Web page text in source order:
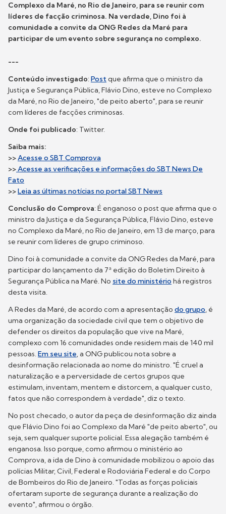
Complexo da Maré, no Rio de Janeiro, para se reunir com
líderes de facção criminosa. Na verdade, Dino foi à
comunidade a convite da ONG Redes da Maré para
participar de um evento sobre segurança no complexo.
---
Conteúdo investigado: Postque afirma que o ministro da
Justiça e Segurança Pública, Flávio Dino, esteve no Complexo
da Maré, no Rio de Janeiro, "de peito aberto", para se reunir
com líderes de facções criminosas.
Onde foi publicado: Twitter.
Saiba mais:
>>Acesse o SBT Comprova
>>Acesse as verificações e informações do SBT News De
Fato
>>Leia as últimas notícias no portal SBT News
Conclusão do Comprova: É enganoso o post que afirma que o
ministro da Justiça e da Segurança Pública, Flávio Dino, esteve
no Complexo da Maré, no Rio de Janeiro, em 13 de março, para
se reunir com líderes de grupo criminoso.
Dino foi à comunidade a convite da ONG Redes da Maré, para
participar do lançamento da 7ª edição do Boletim Direito à
Segurança Pública na Maré. No site do ministério há registros
desta visita.
A Redes da Maré, de acordo com a apresentação do grupo, é
uma organização da sociedade civil que tem o objetivo de
defender os direitos da população que vive na Maré,
complexo com 16 comunidades onde residem mais de 140 mil
pessoas.Em seu site, a ONG publicou nota sobre a
desinformação relacionada ao nome do ministro. "É cruel a
naturalização e a perversidade de certos grupos que
estimulam, inventam, mentem e distorcem, a qualquer custo,
fatos que não correspondem à verdade", diz o texto.
No post checado, o autor da peça de desinformação diz ainda
que Flávio Dino foi ao Complexo da Maré "de peito aberto", ou
seja, sem qualquer suporte policial. Essa alegação também é
enganosa. Isso porque, como afirmou o ministério ao
Comprova, a ida de Dino à comunidade mobilizou o apoio das
polícias Militar, Civil, Federal e Rodoviária Federal e do Corpo
de Bombeiros do Rio de Janeiro. "Todas as forças policiais
ofertaram suporte de segurança durante a realização do
evento", afirmou o órgão.